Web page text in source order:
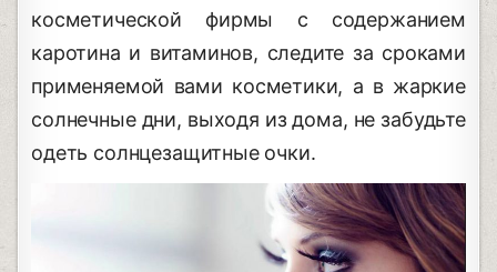
косметической фирмы с содержанием
каротина и витаминов, следите за сроками
применяемой вами косметики, а в жаркие
солнечные дни, выходя из дома, не забудьте
одеть солнцезащитные очки.